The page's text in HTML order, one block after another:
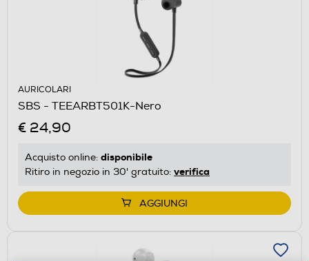
AURICOLARI
SBS - TEEARBT501K-Nero
€ 24,90
Acquisto online: disponibile
Ritiro in negozio in 30' gratuito: verifica
AGGIUNGI